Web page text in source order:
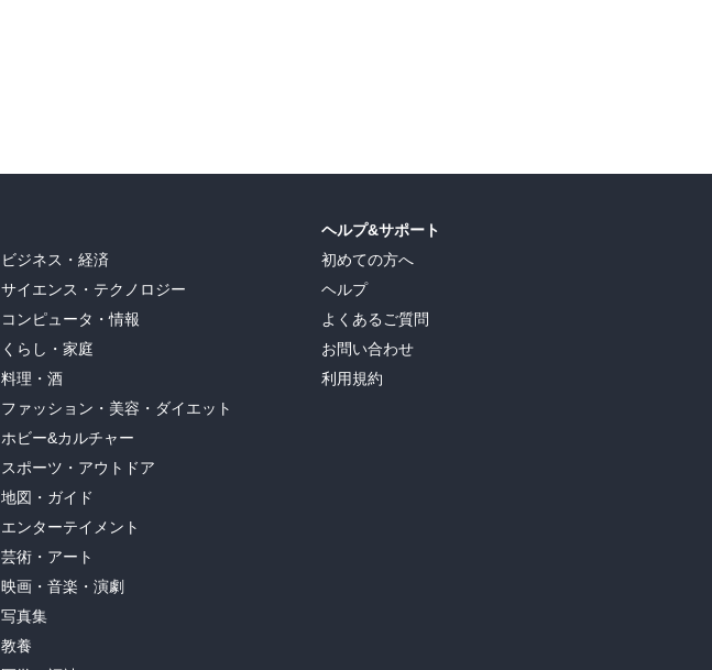
ビジネス・経済
サイエンス・テクノロジー
コンピュータ・情報
くらし・家庭
料理・酒
ファッション・美容・ダイエット
ホビー&カルチャー
スポーツ・アウトドア
地図・ガイド
エンターテイメント
芸術・アート
映画・音楽・演劇
写真集
教養
ヘルプ&サポート
初めての方へ
ヘルプ
よくあるご質問
お問い合わせ
利用規約